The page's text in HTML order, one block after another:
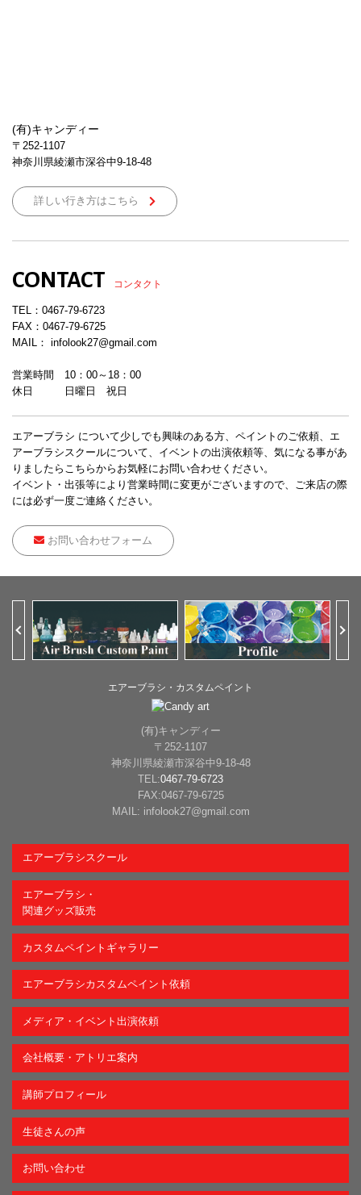
(有)キャンディー
〒252-1107
神奈川県綾瀬市深谷中9-18-48
詳しい行き方はこちら
CONTACT コンタクト
TEL： 0467-79-6723
FAX：0467-79-6725
MAIL： infolook27@gmail.com
営業時間 10：00～18：00
休日 日曜日 祝日
エアーブラシ について少しでも興味のある方、ペイントのご依頼、エ
アーブラシスクールについて、イベントの出演依頼等、気になる事があ
りましたらこちらからお気軽にお問い合わせください。
イベント・出張等により営業時間に変更がございますので、ご来店の際
には必ず一度ご連絡ください。
お問い合わせフォーム
Previous
エアーブラシ・カスタムペイント
(有)キャンディー
〒252-1107
神奈川県綾瀬市深谷中9-18-48
TEL:0467-79-6723
FAX:0467-79-6725
MAIL: infolook27@gmail.com
エアーブラシスクール
エアーブラシ・
関連グッズ販売
カスタムペイントギャラリー
エアーブラシカスタムペイント依頼
メディア・イベント出演依頼
会社概要・アトリエ案内
講師プロフィール
生徒さんの声
お問い合わせ